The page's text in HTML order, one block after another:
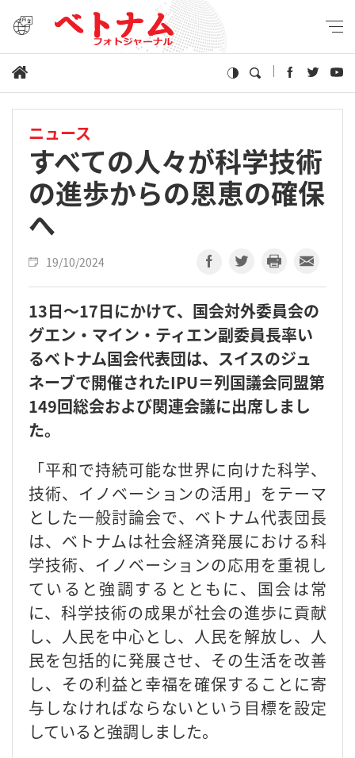
ニュース
すべての人々が科学技術
の進歩からの恩恵の確保
へ
19/10/2024
13日～17日にかけて、国会対外委員会の
グエン・マイン・ティエン副委員長率い
るベトナム国会代表団は、スイスのジュ
ネーブで開催されたIPU＝列国議会同盟第
149回総会および関連会議に出席しまし
た。
「平和で持続可能な世界に向けた科学、
技術、イノベーションの活用」をテーマ
とした一般討論会で、ベトナム代表団長
は、ベトナムは社会経済発展における科
学技術、イノベーションの応用を重視し
ていると強調するとともに、国会は常
に、科学技術の成果が社会の進歩に貢献
し、人民を中心とし、人民を解放し、人
民を包括的に発展させ、その生活を改善
し、その利益と幸福を確保することに寄
与しなければならないという目標を設定
していると強調しました。